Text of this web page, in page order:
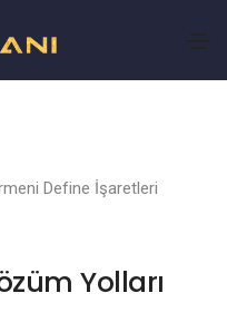
Define İşaretleri
Yolları